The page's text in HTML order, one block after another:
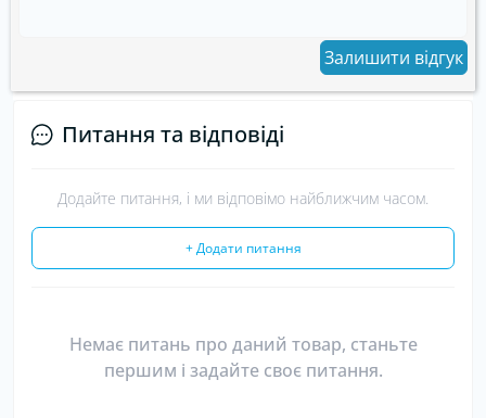
Залишити відгук
Питання та відповіді
Додайте питання, і ми відповімо найближчим часом.
+ Додати питання
Немає питань про даний товар, станьте
першим і задайте своє питання.